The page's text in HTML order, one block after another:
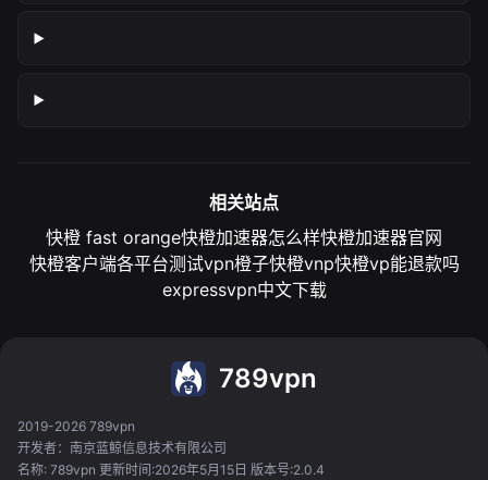
相关站点
快橙 fast orange快橙加速器怎么样快橙加速器官网
快橙客户端各平台测试vpn橙子快橙vnp快橙vp能退款吗
expressvpn中文下载
789vpn
2019-2026 789vpn
开发者：南京蓝鲸信息技术有限公司
名称: 789vpn 更新时间:2026年5月15日 版本号:2.0.4